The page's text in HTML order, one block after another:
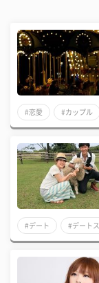
#恋愛 #カップル
#デート #デート